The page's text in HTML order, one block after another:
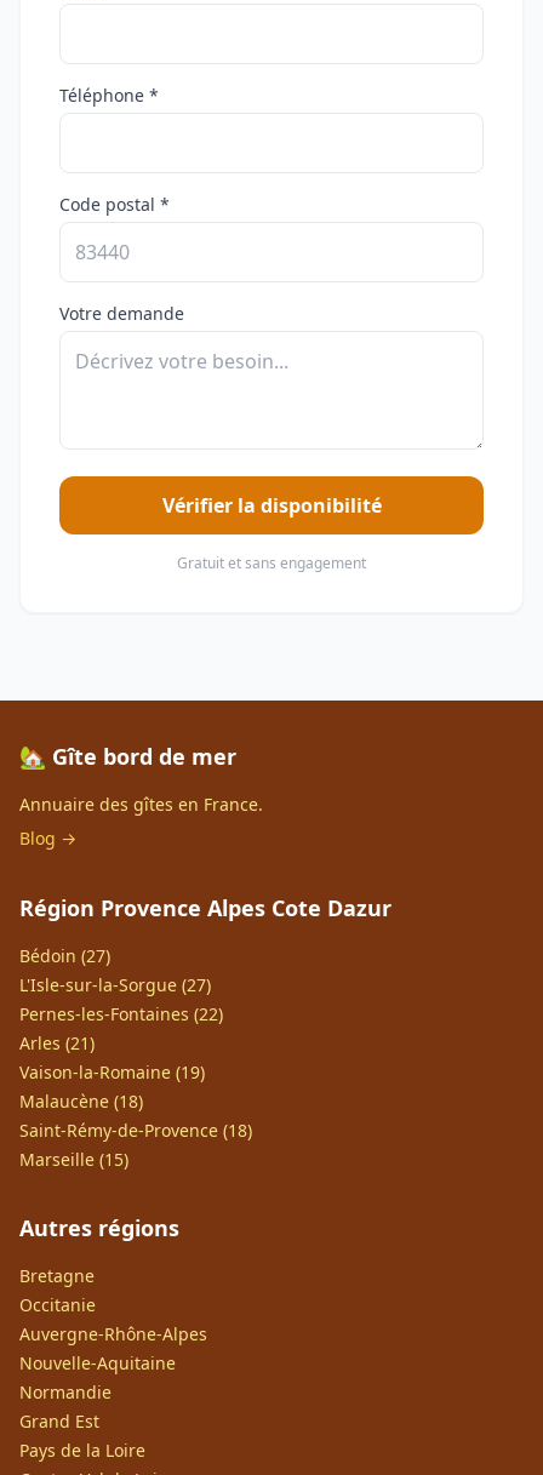
Téléphone *
Code postal *
Votre demande
Vérifier la disponibilité
Gratuit et sans engagement
🏡 Gîte bord de mer
Annuaire des gîtes en France.
Blog →
Région Provence Alpes Cote Dazur
Bédoin (27)
L'Isle-sur-la-Sorgue (27)
Pernes-les-Fontaines (22)
Arles (21)
Vaison-la-Romaine (19)
Malaucène (18)
Saint-Rémy-de-Provence (18)
Marseille (15)
Autres régions
Bretagne
Occitanie
Auvergne-Rhône-Alpes
Nouvelle-Aquitaine
Normandie
Grand Est
Pays de la Loire